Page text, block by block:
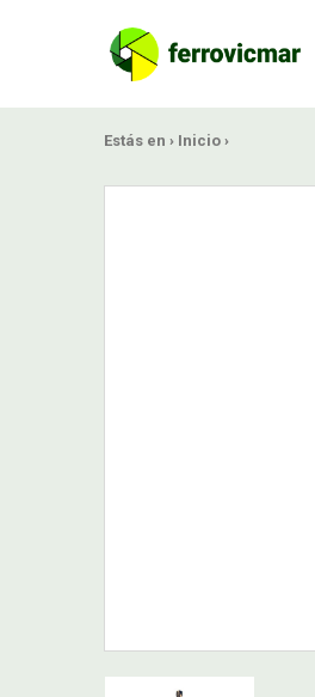
Estás en › Inicio ›